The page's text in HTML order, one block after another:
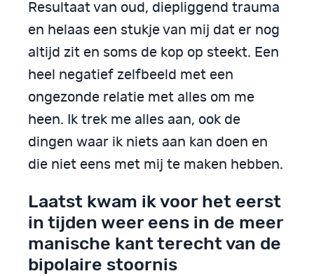
Resultaat van oud, diepliggend trauma
en helaas een stukje van mij dat er nog
altijd zit en soms de kop op steekt. Een
heel negatief zelfbeeld met een
ongezonde relatie met alles om me
heen. Ik trek me alles aan, ook de
dingen waar ik niets aan kan doen en
die niet eens met mij te maken hebben.
Laatst kwam ik voor het eerst
in tijden weer eens in de meer
manische kant terecht van de
bipolaire stoornis